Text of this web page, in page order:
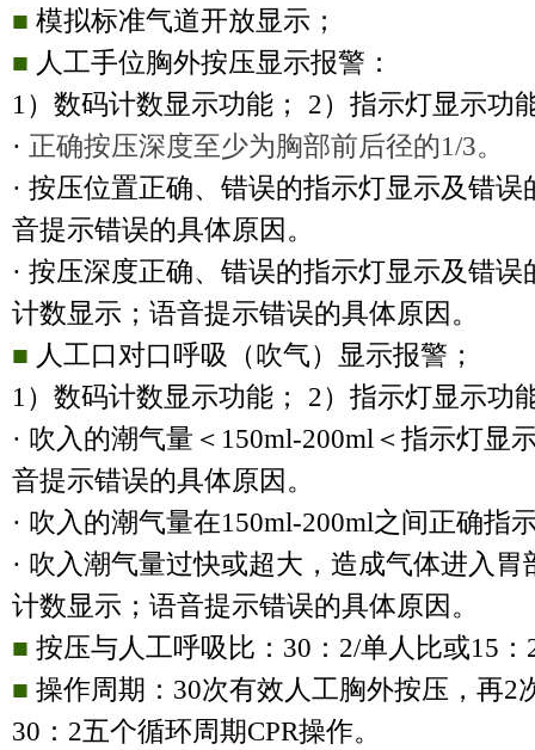
■ 模拟标准气道开放显示；
■ 人工手位胸外按压显示报警：
1 ）数码计数显示功能； 2）指示灯显示功
· 正确按压深度至少为胸部前后径的1/3。
· 按压位置正确、错误的指示灯显示及错
音提示错误的具体原因。
· 按压深度正确、错误的指示灯显示及错
计数显示；语音提示错误的具体原因。
■ 人工口对口呼吸（吹气）显示报警；
1 ）数码计数显示功能； 2）指示灯显示功
· 吹入的潮气量＜ 150ml-200ml ＜指示灯显
音提示错误的具体原因。
· 吹入的潮气量在150ml-200ml之间正确指
· 吹入潮气量过快或超大，造成气体进入
计数显示；语音提示错误的具体原因。
■ 按压与人工呼吸比： 30 ： 2/单人比或15 ：
■ 操作周期： 30次有效人工胸外按压，再2
30 ： 2五个循环周期CPR操作。